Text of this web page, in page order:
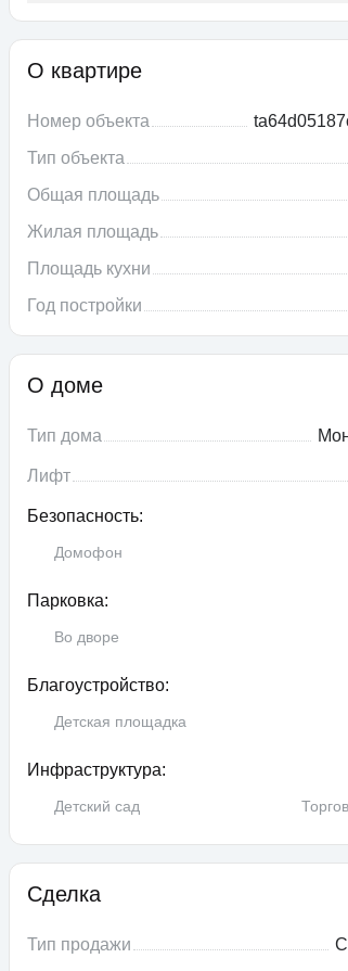
О квартире
Номер объекта
Тип объекта
Общая площадь
Жилая площадь
Площадь кухни
Год постройки
О доме
Тип дома
Лифт
Безопасность:
Домофон
Парковка:
Во дворе
Благоустройство:
Детская площадка
Инфраструктура:
Детский сад
Сделка
Тип продажи